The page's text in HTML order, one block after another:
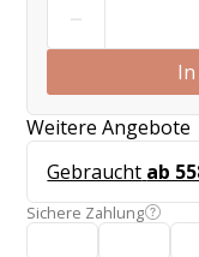
-
Weitere Angebote
Gebraucht ab
Sichere Zahlung